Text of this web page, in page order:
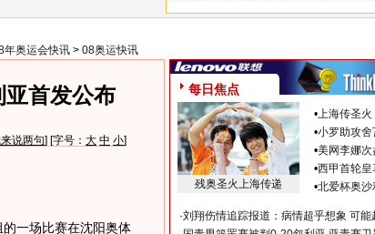
年奥运会快讯 > 08奥运快讯
亚首发公布
说两句] [字号： 大 中 小]
一场比赛在沈阳奥体
每日焦点
残奥圣火上海传递
•上海传圣
•小罗助攻
•美网李娜
•西甲首轮皇
•北爱杯奥
·刘翔伤情追踪报道：病情超乎想象 可能